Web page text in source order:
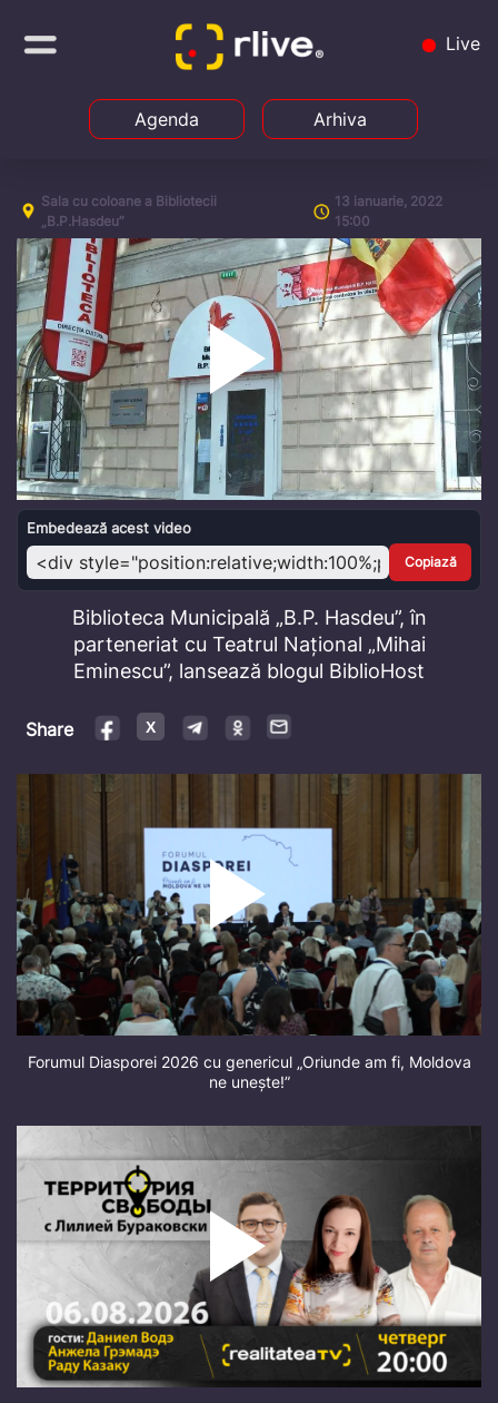
Live
Agenda Arhiva
Sala cu coloane a Bibliotecii
„B.P.Hasdeu”
13 ianuarie, 2022
15:00
Play
Video
Embedează acest video
Copiază
Biblioteca Municipală „B.P. Hasdeu”, în
parteneriat cu Teatrul Național „Mihai
Eminescu”, lansează blogul BiblioHost
Share
Forumul Diasporei 2026 cu genericul „Oriunde am fi, Moldova
ne unește!”